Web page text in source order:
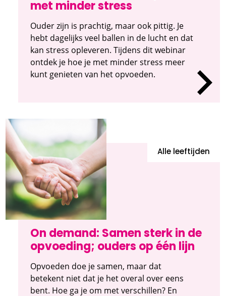
met minder stress
Ouder zijn is prachtig, maar ook pittig. Je
hebt dagelijks veel ballen in de lucht en dat
kan stress opleveren. Tijdens dit webinar
ontdek je hoe je met minder stress meer
kunt genieten van het opvoeden.
On demand: Samen sterk in de
opvoeding; ouders op één lijn
Alle leeftijden
Opvoeden doe je samen, maar dat
betekent niet dat je het overal over eens
bent. Hoe ga je om met verschillen? En